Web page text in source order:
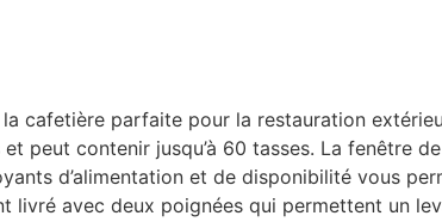
la cafetière parfaite pour la restauration
peut contenir jusqu’à 60 tasses. La fenêtre
d’alimentation et de disponibilité vous
livré avec deux poignées qui permettent un